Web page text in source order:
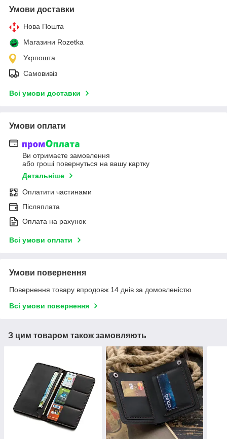
Умови доставки
Нова Пошта
Магазини Rozetka
Укрпошта
Самовивіз
Всі умови доставки
Умови оплати
Ви отримаєте замовлення
або гроші повернуться на вашу картку
Детальніше
Оплатити частинами
Післяплата
Оплата на рахунок
Всі умови оплати
Умови повернення
Повернення товару впродовж 14 днів за домовленістю
Всі умови повернення
З цим товаром також замовляють